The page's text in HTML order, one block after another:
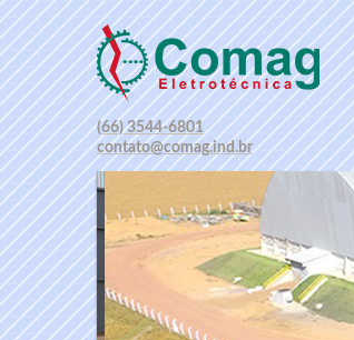
(66) 3544-6801
contato@comag.ind.br